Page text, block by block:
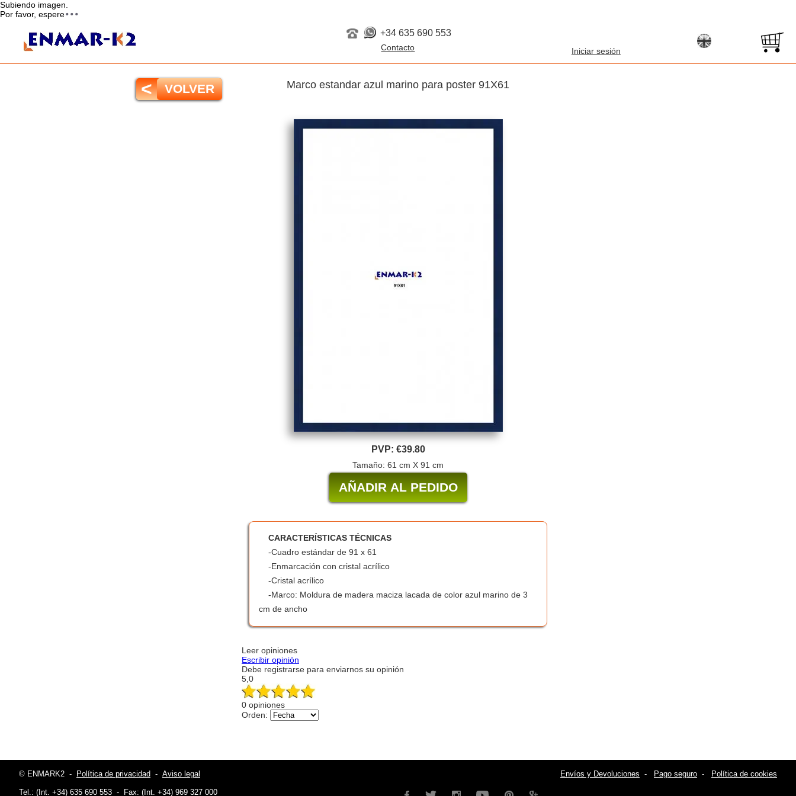
Subiendo imagen.
Por favor, espere
+34 635 690 553
Iniciar sesión
< VOLVER Marco estandar azul marino para poster 91X61
PVP: €39.80
Tamaño: 61 cm X 91 cm
CARACTERÍSTICAS TÉCNICAS
-Cuadro estándar de 91 x 61
-Enmarcación con cristal acrílico
-Cristal acrílico
-Marco: Moldura de madera maciza lacada de color azul marino de 3
cm de ancho
Leer opiniones
Escribir opinión
Debe registrarse para enviarnos su opinión
5,0
0 opiniones
Orden:
© ENMARK2 - Política de privacidad - Aviso legal
Tel.: (Int. +34) 635 690 553 - Fax: (Int. +34) 969 327 000
Envíos y Devoluciones - Pago seguro - Política de cookies